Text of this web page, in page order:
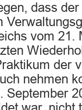
dass
vom 21.
der
nehmen
September